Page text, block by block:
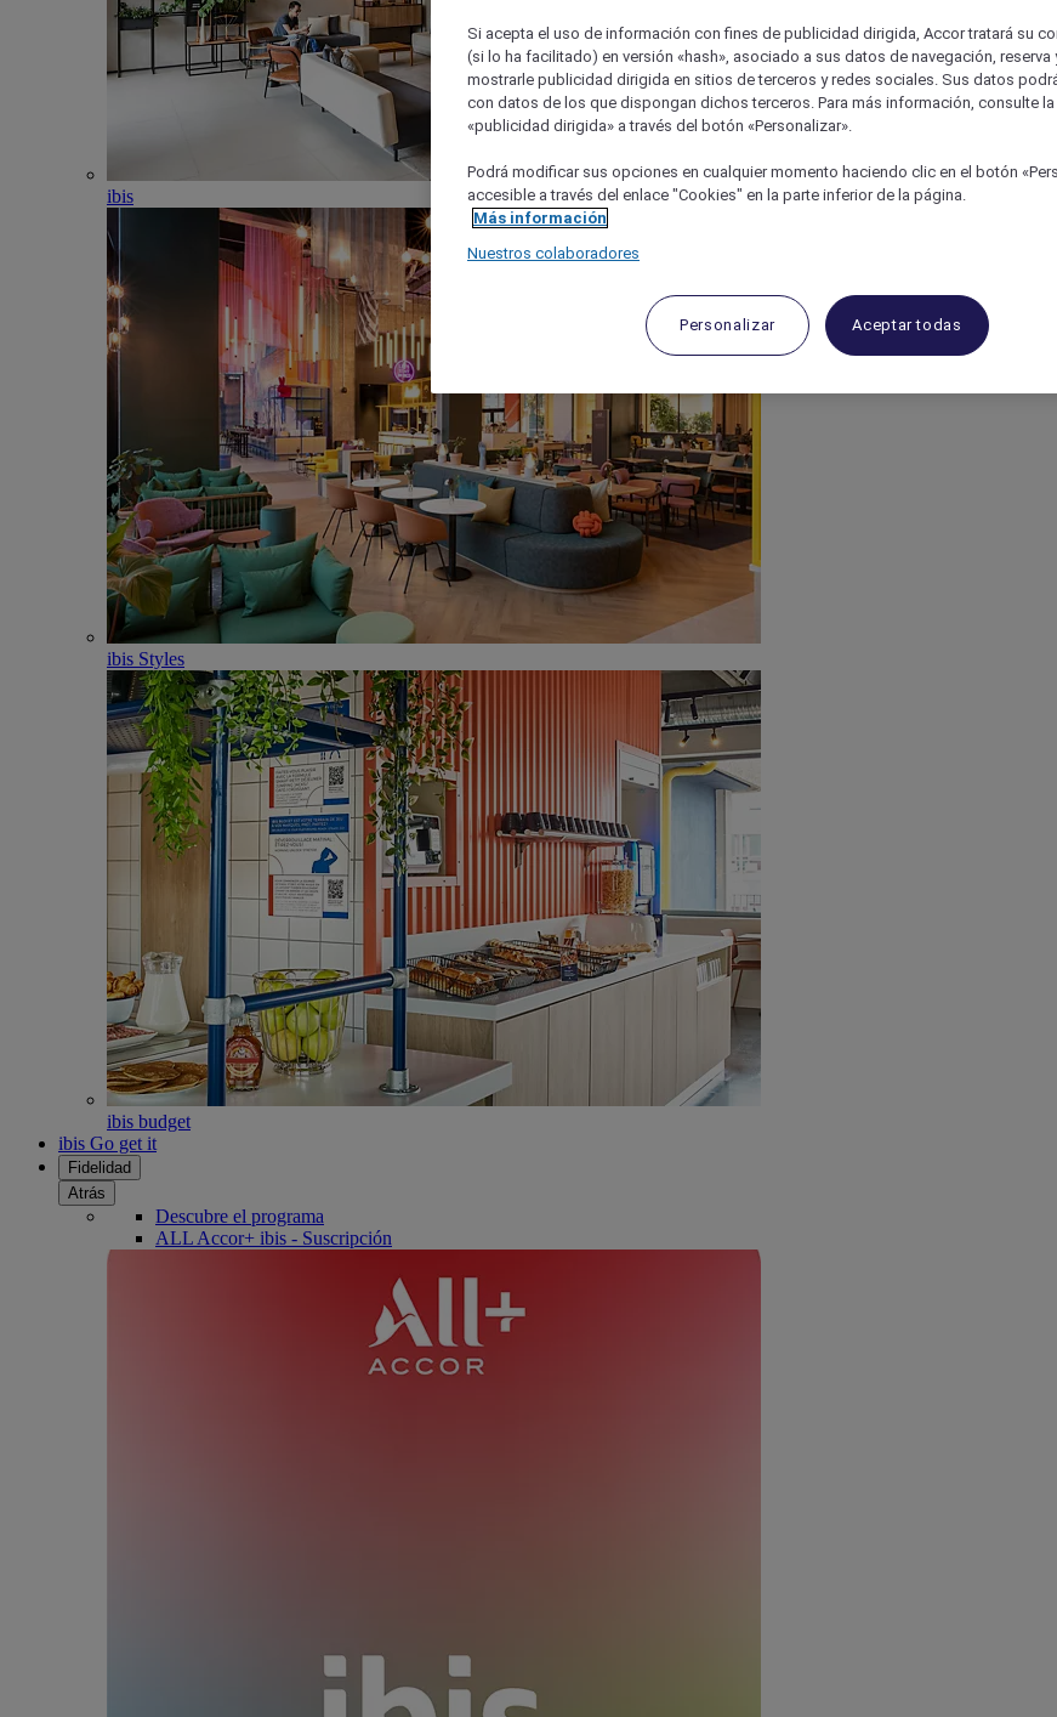
ibis
ibis Styles
ibis budget
ibis Go get it
Fidelidad
Atrás
Descubre el programa
ALL Accor+ ibis - Suscripción
Si acepta el uso de información con fines de publicidad dirigida, Accor tratará su
(si lo ha facilitado) en versión «hash», asociado a sus datos de navegación, reserva
mostrarle publicidad dirigida en sitios de terceros y redes sociales. Sus datos
con datos de los que dispongan dichos terceros. Para más información, consulte
«publicidad dirigida» a través del botón «Personalizar».
Podrá modificar sus opciones en cualquier momento haciendo clic en el botón
accesible a través del enlace "Cookies" en la parte inferior de la página.
Más información
Nuestros colaboradores
Personalizar Aceptar todas